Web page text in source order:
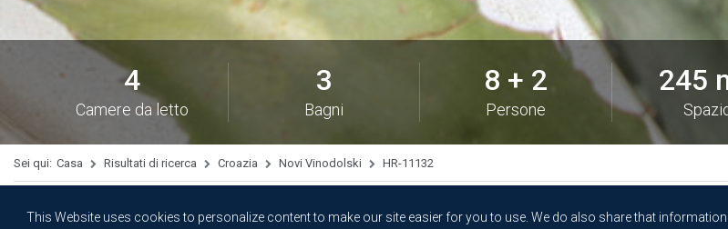
This Website uses cookies to personalize content to make our site easier for you to use. We do also share that
4
Camere da letto
3
Bagni
8 + 2
Persone
245
Sei qui: Casa Risultati di ricerca Croazia Novi Vinodolski HR-11132
SULLA STRUTTURA PREZZI E CONDIZIONI DESTINAZIONE E QUARTIERE RECENSIONI LA